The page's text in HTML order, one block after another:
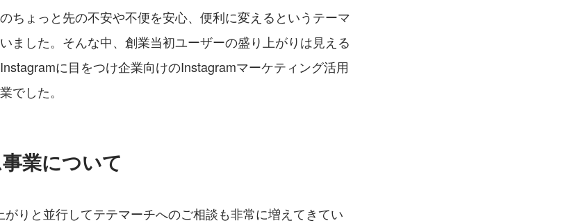
ちょっと先の不安や不便を安心、便利に変えるというテーマ
ました。そんな中、創業当初ユーザーの盛り上がりは見える
に目をつけ企業向けのInstagramマーケティング活用
でした。
業について
りと並行してテテマーチへのご相談も非常に増えてきてい